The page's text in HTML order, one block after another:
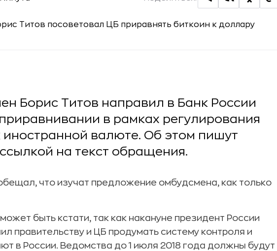
Борис Титов направил в Банк России
в рамках регулирования
валюте. Об этом пишут
на текст обращения.
что изучат предложение омбудсмена, как только
быть кстати, так как накануне президент России
правительству и ЦБ продумать систему контроля и
в России. Ведомства до 1 июля 2018 года должны будут